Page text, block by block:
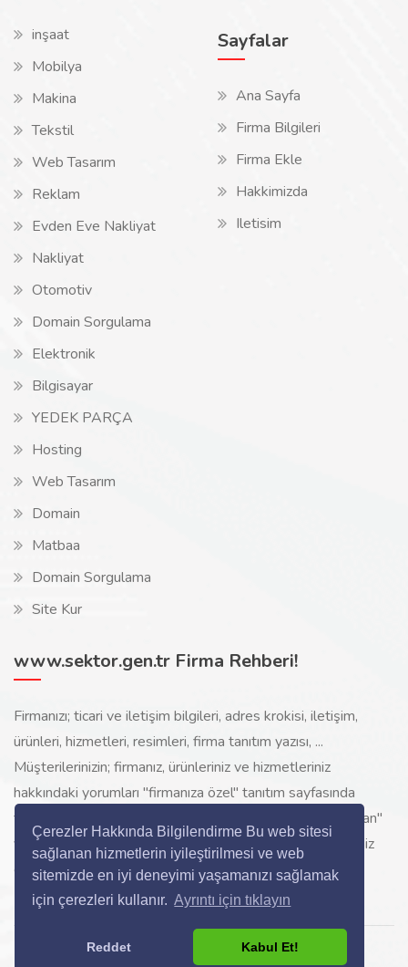
Çerezler Hakkında Bilgilendirme Bu web sitesi
sağlanan hizmetlerin iyileştirilmesi ve web
sitemizde en iyi deneyimi yaşamanızı sağlamak
için çerezleri kullanır. Ayrıntı için tıklayın
Reddet Kabul Et!
inşaat
Mobilya
Makina
Tekstil
Web Tasarım
Reklam
Evden Eve Nakliyat
Nakliyat
Otomotiv
Domain Sorgulama
Elektronik
Bilgisayar
YEDEK PARÇA
Hosting
Web Tasarım
Domain
Matbaa
Domain Sorgulama
Site Kur
Sayfalar
Ana Sayfa
Firma Bilgileri
Firma Ekle
Hakkimizda
Iletisim
www.sektor.gen.tr Firma Rehberi!
Firmanızı; ticari ve iletişim bilgileri, adres krokisi, iletişim,
ürünleri, hizmetleri, resimleri, firma tanıtım yazısı, ...
Müşterilerinizin; firmanız, ürünleriniz ve hizmetleriniz
hakkındaki yorumları "firmanıza özel" tanıtım sayfasında
toplanarak ürünlerinizi, hizmetlerinizi, internette "sizi arayan"
yeni müşterilerinize www.sektor.gen.tr aracılığı ile ücretsiz
gösterilir.
Copyright © 2024 All Rights Reserved.